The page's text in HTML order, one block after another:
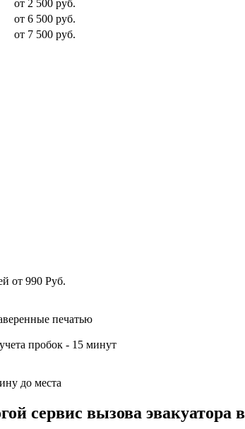
от 2 500 руб.
от 6 500 руб.
от 7 500 руб.
от 990 Руб.
печатью
пробок - 15 минут
до места
сервис вызова эвакуатора